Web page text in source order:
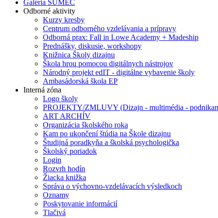
Galéria SUMEC
Odborné aktivity
Kurzy kresby
Centrum odborného vzdelávania a prípravy
Odborná prax: Fall in Lowe Academy + Madeship
Prednášky, diskusie, workshopy
Knižnica Školy dizajnu
Škola hrou pomocou digitálnych nástrojov
Národný projekt edIT - digitálne vybavenie školy
Ambasádorská škola EP
Interná zóna
Logo školy
PROJEKTY/ZMLUVY (Dizajn - multimédia -
ART ARCHÍV
Organizácia školského roka
Kam po ukončení štúdia na Škole dizajnu
Študijná poradkyňa a školská psychologička
Školský poriadok
Login
Rozvrh hodín
Žiacka knižka
Správa o výchovno-vzdelávacích výsledkoch
Oznamy
Poskytovanie informácií
Tlačivá